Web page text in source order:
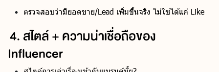
ตรวจสอบว่ามียอดขาย/Lead เพิ่มขึ้นจริง ไม่ใช่ได้แค่ Like
4. สไตล์ + ความน่าเชื่อถือของ
Influencer